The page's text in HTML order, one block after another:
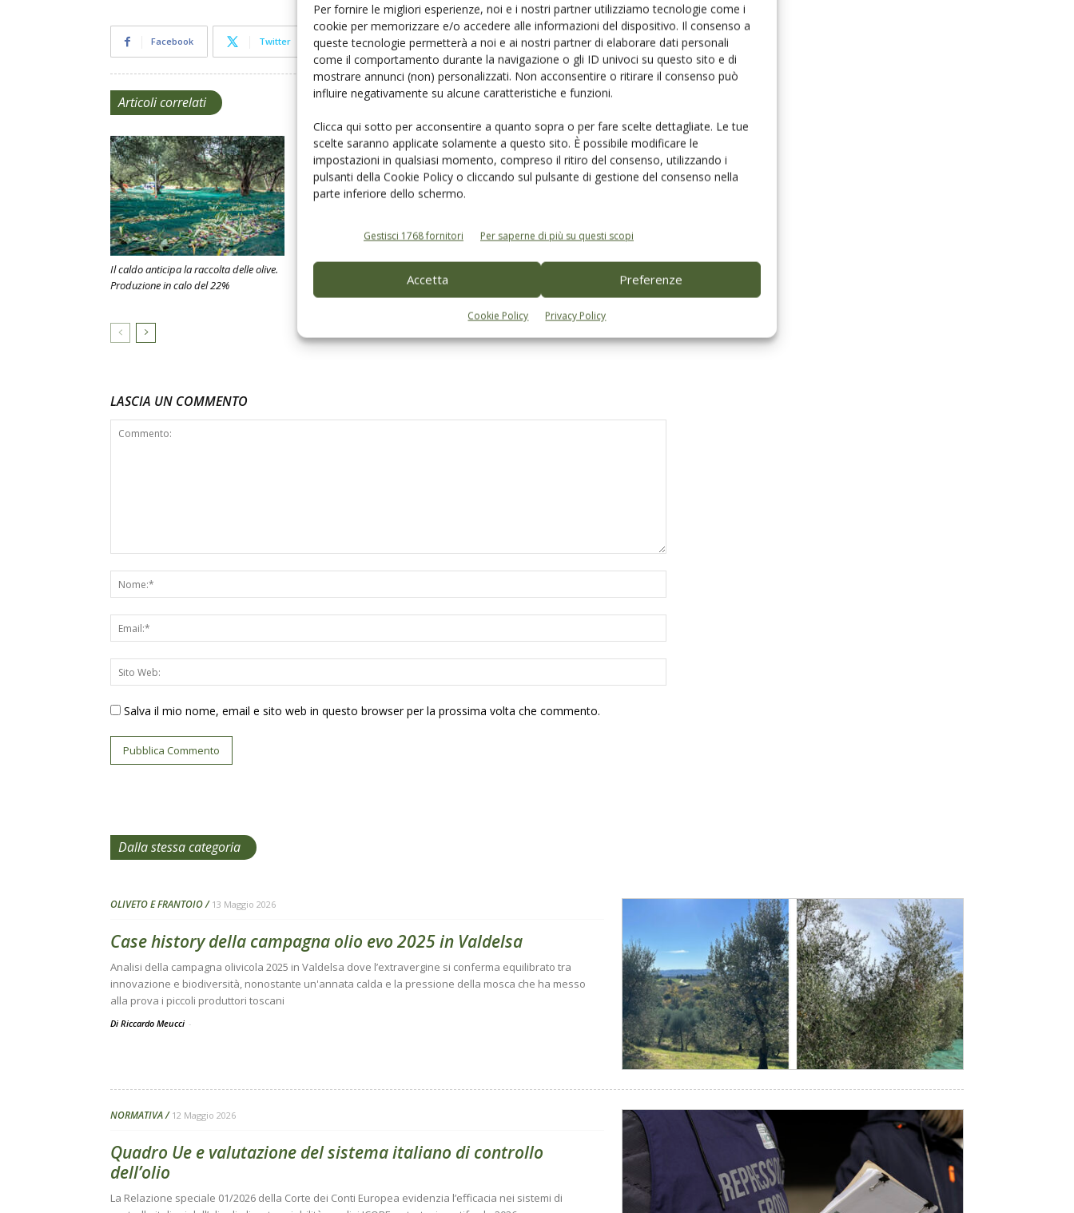
Per fornire le migliori esperienze, noi e i nostri partner utilizziamo tecnologie come i
cookie per memorizzare e/o accedere alle informazioni del dispositivo. Il consenso a
queste tecnologie permetterà a noi e ai nostri partner di elaborare dati personali
come il comportamento durante la navigazione o gli ID univoci su questo sito e di
mostrare annunci (non) personalizzati. Non acconsentire o ritirare il consenso può
influire negativamente su alcune caratteristiche e funzioni.
Clicca qui sotto per acconsentire a quanto sopra o per fare scelte dettagliate. Le tue
scelte saranno applicate solamente a questo sito. È possibile modificare le
impostazioni in qualsiasi momento, compreso il ritiro del consenso, utilizzando i
pulsanti della Cookie Policy o cliccando sul pulsante di gestione del consenso nella
parte inferiore dello schermo.
Gestisci 1768 fornitori Per saperne di più su questi scopi
Accetta Preferenze
Cookie Policy Privacy Policy
Facebook Twitter Linkedin Pinterest Email
Articoli correlati
Il caldo anticipa la raccolta delle olive.
Produzione in calo del 22%
contenuto sponsorizzato
Raccolta delle olive alle porte, alcune
soluzioni per agevolarla
Abbacchiatori sempre più evoluti con
la batteria Li-Ion 700 di Campagnola
LASCIA UN COMMENTO
Salva il mio nome, email e sito web in questo browser per la prossima volta che commento.
Dalla stessa categoria
OLIVETO E FRANTOIO 13 Maggio 2026
Case history della campagna olio evo 2025 in Valdelsa
Analisi della campagna olivicola 2025 in Valdelsa dove l’extravergine si conferma equilibrato tra
innovazione e biodiversità, nonostante un'annata calda e la pressione della mosca che ha messo
alla prova i piccoli produttori toscani
Di Riccardo Meucci -
NORMATIVA 12 Maggio 2026
Quadro Ue e valutazione del sistema italiano di controllo
dell’olio
La Relazione speciale 01/2026 della Corte dei Conti Europea evidenzia l’efficacia nei sistemi di